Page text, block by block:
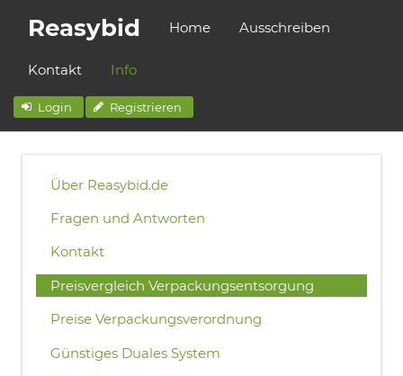
Reasybid Home Ausschreiben
Kontakt Info
Login Registrieren
Über Reasybid.de
Fragen und Antworten
Kontakt
Preisvergleich Verpackungsentsorgung
Preise Verpackungsverordnung
Günstiges Duales System